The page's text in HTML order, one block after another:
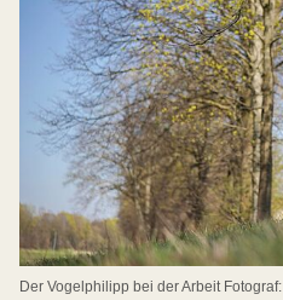
Der Vogelphilipp bei der Arbeit